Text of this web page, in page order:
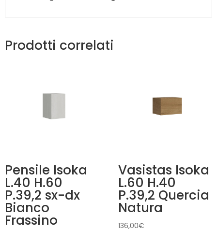
Prodotti correlati
Pensile Isoka
L.40 H.60
P.39,2 sx-dx
Bianco
Frassino
Vasistas Isoka
L.60 H.40
P.39,2 Quercia
Natura
136,00€